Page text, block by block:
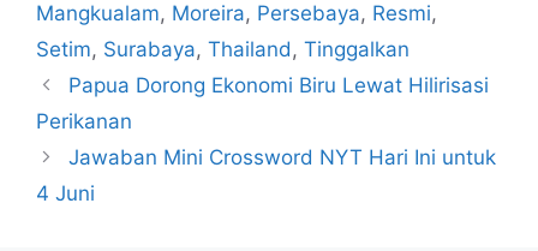
Mangkualam, Moreira, Persebaya, Resmi,
Setim, Surabaya, Thailand, Tinggalkan
Papua Dorong Ekonomi Biru Lewat Hilirisasi
Perikanan
Jawaban Mini Crossword NYT Hari Ini untuk
4 Juni